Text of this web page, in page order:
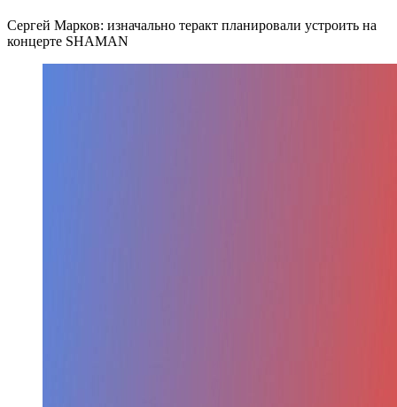
Сергей Марков: изначально теракт планировали устроить на
концерте SHAMAN